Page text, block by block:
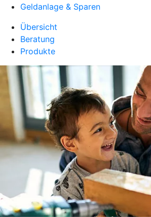
Geldanlage & Sparen
Übersicht
Beratung
Produkte